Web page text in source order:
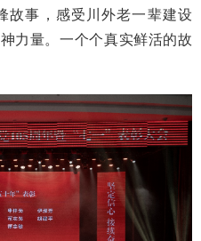
故事，感受川外老一辈建设
力量。一个个真实鲜活的故